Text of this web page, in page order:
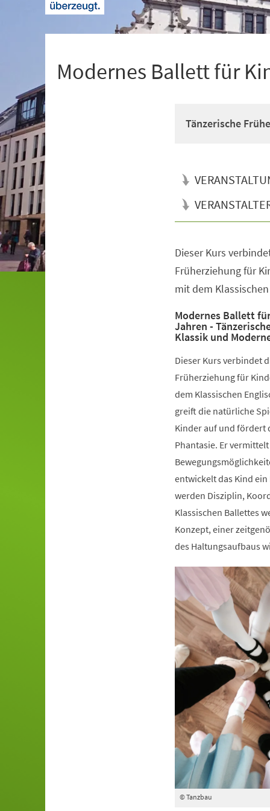
Modernes Ballett für
Tänzerische
Dieser Kurs
Früherziehung für
mit dem
Modernes Ballett
Jahren -
Klassik und
Dieser Kurs verbindet
Früherziehung für
dem Klassischen
greift die natürliche
Kinder auf und fördert
Phantasie. Er
entwickelt das Kind
werden Disziplin,
Klassischen Ballettes
Konzept, einer
des Haltungsaufbaus
© Tanzbau